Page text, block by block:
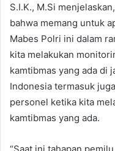
S.I.K., M.Si
bahwa memang untuk
Mabes Polri ini dalam
kita melakukan
kamtibmas yang ada di
Indonesia termasuk
personel ketika kita
kamtibmas yang ada.